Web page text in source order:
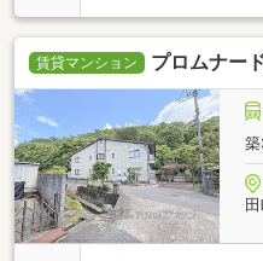
賃貸マンション プロムナー